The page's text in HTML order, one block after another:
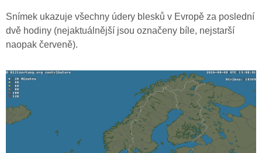
Snímek ukazuje všechny údery blesků v Evropě za poslední
dvě hodiny (nejaktuálnější jsou označeny bíle, nejstarší
naopak červeně).